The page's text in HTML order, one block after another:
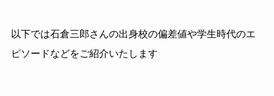
以下では石倉三郎さんの出身校の偏差値や学生時代のエ
ピソードなどをご紹介いたします